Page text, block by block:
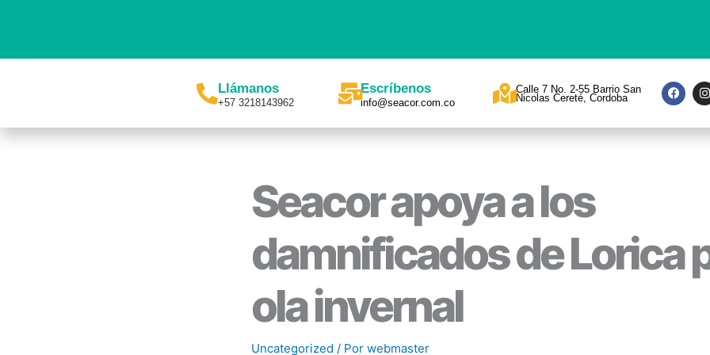
Llámanos
+57 3218143962
Escríbenos
info@seacor.com.co
Calle 7 No. 2-55 Barrio San
Nicolas Cereté, Cordoba
F
a
c
I
n
s
Seacor apoya a los
damnificados de Lorica
ola invernal
Uncategorized / Por webmaster